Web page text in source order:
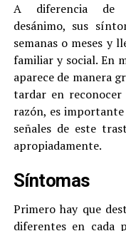
A diferencia de
desánimo, sus
semanas o meses y
familiar y social. En
aparece de manera
tardar en
razón, es
señales de este
apropiadamente.
Síntomas
Primero hay que
diferentes en cada